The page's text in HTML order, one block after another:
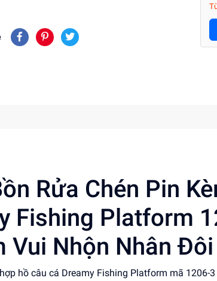
Rửa Chén Pin
Fishing Platform
Vui Nhộn Nhân
hồ câu cá Dreamy Fishing Platform mã 1206-